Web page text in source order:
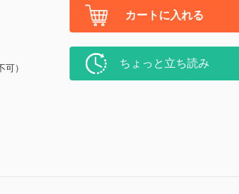
）
カートに入れる
ちょっと立ち読み